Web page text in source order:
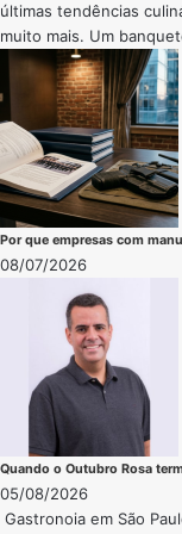
últimas tendências
muito mais. Um
Por que empresas com
08/07/2026
Quando o Outubro Rosa
05/08/2026
Gastronoia em São